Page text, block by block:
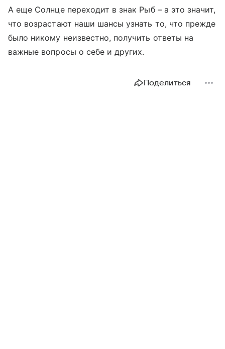
А еще Солнце переходит в знак Рыб – а это значит,
что возрастают наши шансы узнать то, что прежде
было никому неизвестно, получить ответы на
важные вопросы о себе и других.
Поделиться